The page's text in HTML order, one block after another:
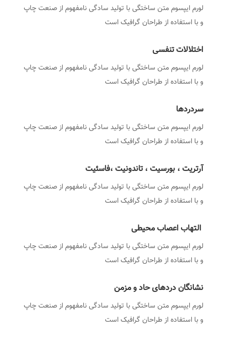
لورم ایپسوم متن ساختگی با تولید سادگی نامفهوم از صنعت چاپ
و با استفاده از طراحان گرافیک است
اختلالات تنفسی
لورم ایپسوم متن ساختگی با تولید سادگی نامفهوم از صنعت چاپ
و با استفاده از طراحان گرافیک است
سردردها
لورم ایپسوم متن ساختگی با تولید سادگی نامفهوم از صنعت چاپ
و با استفاده از طراحان گرافیک است
آرتریت ، بورسیت ، تاندونیت ،فاسئیت
لورم ایپسوم متن ساختگی با تولید سادگی نامفهوم از صنعت چاپ
و با استفاده از طراحان گرافیک است
التهاب اعصاب محیطی
لورم ایپسوم متن ساختگی با تولید سادگی نامفهوم از صنعت چاپ
و با استفاده از طراحان گرافیک است
نشانگان دردهای حاد و مزمن
لورم ایپسوم متن ساختگی با تولید سادگی نامفهوم از صنعت چاپ
و با استفاده از طراحان گرافیک است